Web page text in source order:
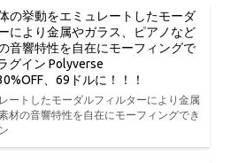
の挙動をエミュレートしたモーダ
により金属やガラス、ピアノなど
音響特性を自在にモーフィングで
グイン Polyverse
、69ドルに！！！
ートしたモーダルフィルターにより金属
材の音響特性を自在にモーフィングでき